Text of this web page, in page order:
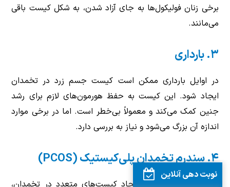
برخی زنان فولیکول‌ها به جای آزاد شدن، به شکل کیست باقی
می‌مانند.
۳.بارداری
در اوایل بارداری ممکن است کیست جسم زرد در تخمدان
ایجاد شود. این کیست به حفظ هورمون‌های لازم برای رشد
جنین کمک می‌کند و معمولاً بی‌خطر است. اما در برخی موارد
اندازه آن بزرگ می‌شود و نیاز به بررسی دارد.
۴. سندرم تخمدان پلی‌کیستیک (PCOS)
نوبت دهی آنلاین